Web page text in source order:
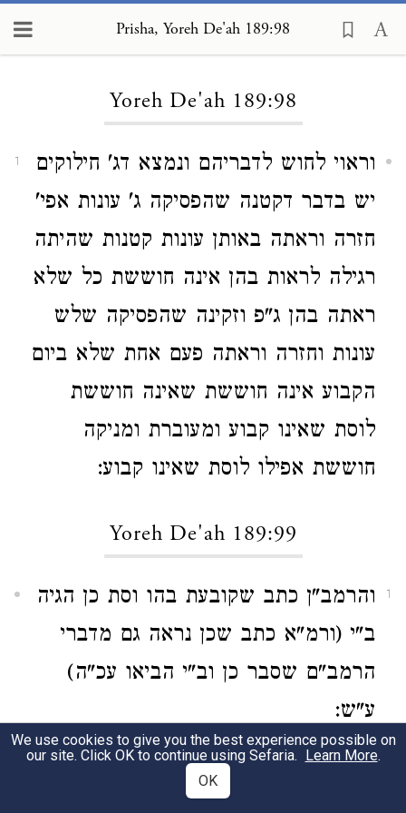
Prisha, Yoreh De'ah 189:98
Yoreh De'ah 189:98
1
וראוי לחוש לדבריהם ונמצא דג' חילוקים
יש בדבר דקטנה שהפסיקה ג' עונות אפי'
חזרה וראתה באותן עונות קטנות שהיתה
רגילה לראות בהן אינה חוששת כל שלא
ראתה בהן ג"פ וזקינה שהפסיקה שלש
עונות וחזרה וראתה פעם אחת שלא ביום
הקבוע אינה חוששת שאינה חוששת
לוסת שאינו קבוע ומעוברת ומניקה
חוששת אפילו לוסת שאינו קבוע:
Yoreh De'ah 189:99
1
והרמב"ן כתב שקובעת בהו וסת כן הגיה
ב"י (ורמ"א כתב שכן נראה גם מדברי
הרמב"ם שסבר כן וב"י הביאו עכ"ה)
ע"ש:
Yoreh De'ah 189:100
We use cookies to give you the best experience possible on
our site. Click OK to continue using Sefaria. Learn More.
OK